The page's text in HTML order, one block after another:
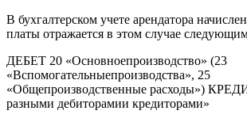
В бухгалтерском учете арендатора
платы отражается в этом случае
ДЕБЕТ 20 «Основноепроизводство» (23
«Вспомогательныепроизводства», 25
«Общепроизводственные расходы»)
разными дебиторамии кредиторами»